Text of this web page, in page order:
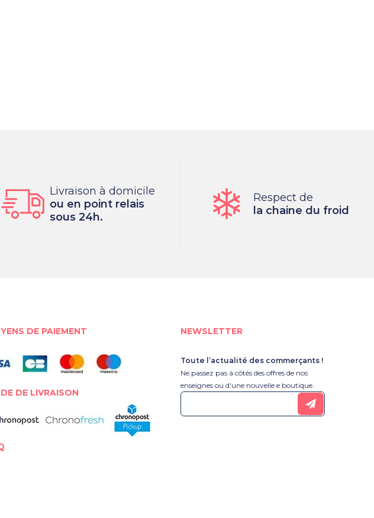
Livraison à domicile
ou en point relais
sous 24h.
Respect de
la chaine du froid
DE PAIEMENT
DE LIVRAISON
NEWSLETTER
Toute l’actualité des commerçants !
Ne passez pas à côtés des offres de nos
enseignes ou d'une nouvelle e boutique.